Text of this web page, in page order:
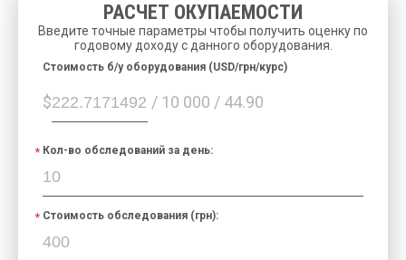
РАСЧЕТ ОКУПАЕМОСТИ
Введите точные параметры чтобы получить оценку по
годовому доходу с данного оборудования.
$ / 10 000 / 44.90
Cтоимость б/у оборудования (USD/грн/курс)
Кол-во обследований за день:
Стоимость обследования (грн):